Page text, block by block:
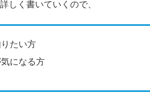
しく書いていくので、
たい方
になる方